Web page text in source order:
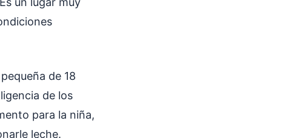
de 18
de los
para la niña,
leche.